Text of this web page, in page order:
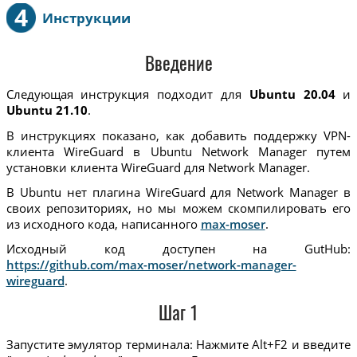
4 Инструкции
Введение
Следующая инструкция подходит для Ubuntu 20.04и
Ubuntu 21.10.
В инструкциях показано, как добавить поддержку VPN-
клиента WireGuard в Ubuntu Network Manager путем
установки клиента WireGuard для Network Manager.
В Ubuntu нет плагина WireGuard для Network Manager в
своих репозиториях, но мы можем скомпилировать его
из исходного кода, написанного max-moser.
Исходный код доступен на GutHub:
https://github.com/max-moser/network-manager-
wireguard.
Шаг 1
Запустите эмулятор терминала: Нажмите Alt+F2 и введите